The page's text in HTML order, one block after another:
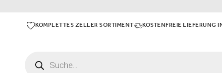
KOMPLETTES ZELLER SORTIMENT KOSTENFREIE LIEFERUNG